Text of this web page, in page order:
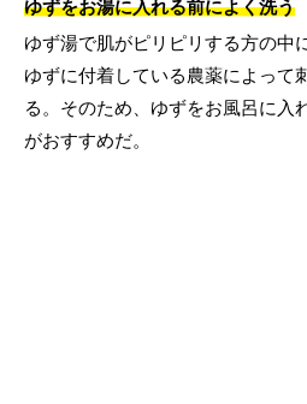
ゆずをお湯に入れる前によく洗う
ゆず湯で肌がピリピリする方の中
ゆずに付着している農薬によって
る。そのため、ゆずをお風呂に入
がおすすめだ。